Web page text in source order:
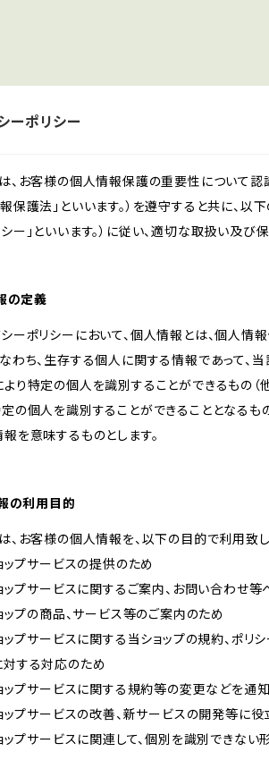
ーポリシー
、お客様の個人情報保護の重要性について認
保護法」といいます。）を遵守すると共に、以
ー」といいます。）に従い、適切な取扱い及び
の定義
ーポリシーにおいて、個人情報とは、個人
わち、生存する個人に関する情報であって、
り特定の個人を識別することができるもの（
の個人を識別することができることとなるも
を意味するものとします。
の利用目的
、お客様の個人情報を、以下の目的で利用致し
ップサービスの提供のため
ョップサービスに関するご案内、お問い合わせ
ョップの商品、サービス等のご案内のため
ップサービスに関する当ショップの規約、ポリ
する対応のため
ョップサービスに関する規約等の変更などを通
ョップサービスの改善、新サービスの開発等に
ョップサービスに関連して、個別を識別できな